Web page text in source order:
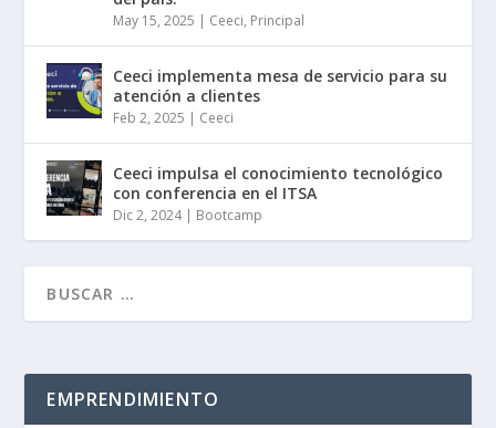
May 15, 2025 | Ceeci, Principal
Ceeci implementa mesa de servicio para su
atención a clientes
Feb 2, 2025 | Ceeci
Ceeci impulsa el conocimiento tecnológico
con conferencia en el ITSA
Dic 2, 2024| Bootcamp
EMPRENDIMIENTO